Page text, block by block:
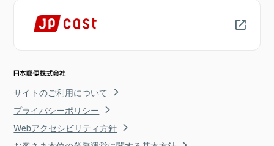
サイトのご利用について
プライバシーポリシー
Webアクセシビリティ方針